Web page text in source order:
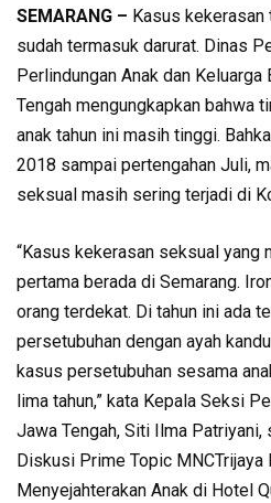
SEMARANG – Kasus
sudah termasuk darurat. Dinas
Perlindungan Anak dan
Tengah mengungkapkan bahwa
anak tahun ini masih tinggi.
2018 sampai pertengahan Juli,
seksual masih sering terjadi di
“Kasus kekerasan seksual yang
pertama berada di Semarang.
orang terdekat. Di tahun ini ada
persetubuhan dengan ayah
kasus persetubuhan sesama
lima tahun,” kata Kepala Seksi
Jawa Tengah, Siti Ilma Patriyani,
Diskusi Prime Topic
Menyejahterakan Anak di Hotel